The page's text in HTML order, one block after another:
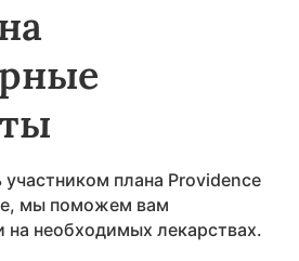
участником плана Providence
мы поможем вам
на необходимых лекарствах.